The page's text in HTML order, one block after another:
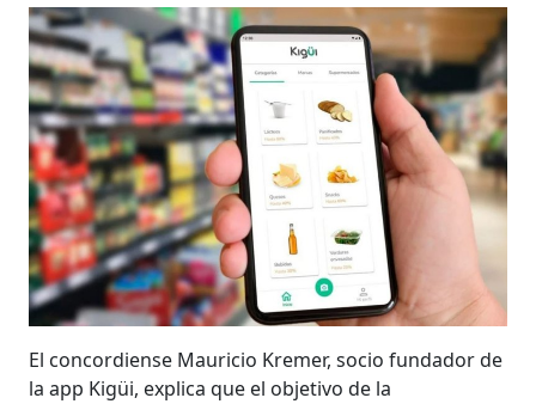
El concordiense Mauricio Kremer, socio fundador de
la app Kigüi, explica que el objetivo de la